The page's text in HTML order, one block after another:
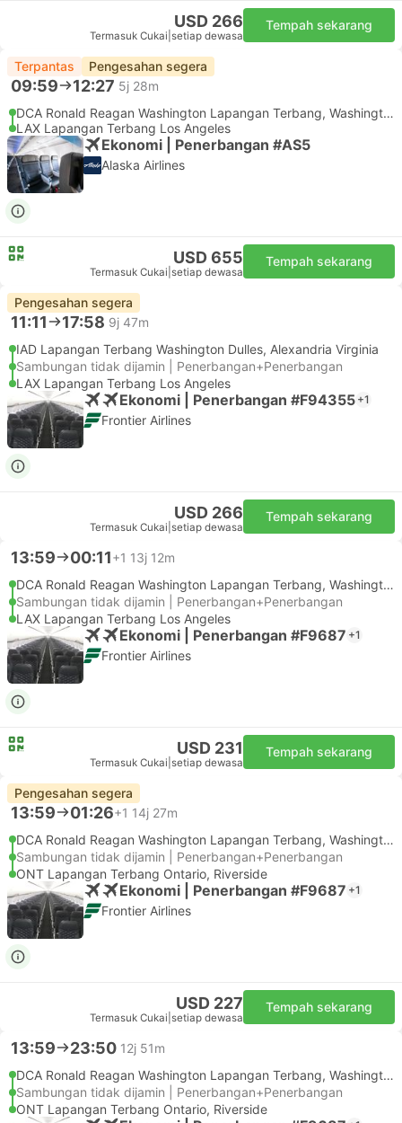
USD 266
Termasuk Cukai setiap dewasa
Tempah sekarang
Terpantas Pengesahan segera
09:59 12:27 5j 28m
DCA Ronald Reagan Washington Lapangan Terbang, Washington DC
LAX Lapangan Terbang Los Angeles
Ekonomi | Penerbangan #AS5
Alaska Airlines
USD 655
Termasuk Cukai setiap dewasa
Tempah sekarang
Pengesahan segera
11:11 17:58 9j 47m
IAD Lapangan Terbang Washington Dulles, Alexandria Virginia
Sambungan tidak dijamin | Penerbangan+Penerbangan
LAX Lapangan Terbang Los Angeles
Ekonomi | Penerbangan #F94355 +1
Frontier Airlines
USD 266
Termasuk Cukai setiap dewasa
Tempah sekarang
13:59 00:11+1 13j 12m
DCA Ronald Reagan Washington Lapangan Terbang, Washington DC
Sambungan tidak dijamin | Penerbangan+Penerbangan
LAX Lapangan Terbang Los Angeles
Ekonomi | Penerbangan #F9687 +1
Frontier Airlines
USD 231
Termasuk Cukai setiap dewasa
Tempah sekarang
Pengesahan segera
13:59 01:26+1 14j 27m
DCA Ronald Reagan Washington Lapangan Terbang, Washington DC
Sambungan tidak dijamin | Penerbangan+Penerbangan
ONT Lapangan Terbang Ontario, Riverside
Ekonomi | Penerbangan #F9687 +1
Frontier Airlines
USD 227
Termasuk Cukai setiap dewasa
Tempah sekarang
13:59 23:50 12j 51m
DCA Ronald Reagan Washington Lapangan Terbang, Washington DC
Sambungan tidak dijamin | Penerbangan+Penerbangan
ONT Lapangan Terbang Ontario, Riverside